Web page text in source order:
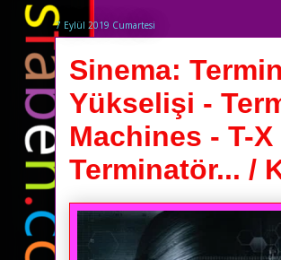
7 Eylül 2019 Cumartesi
Sinema:
Yükselişi -
Machines - T-
Terminatör... /